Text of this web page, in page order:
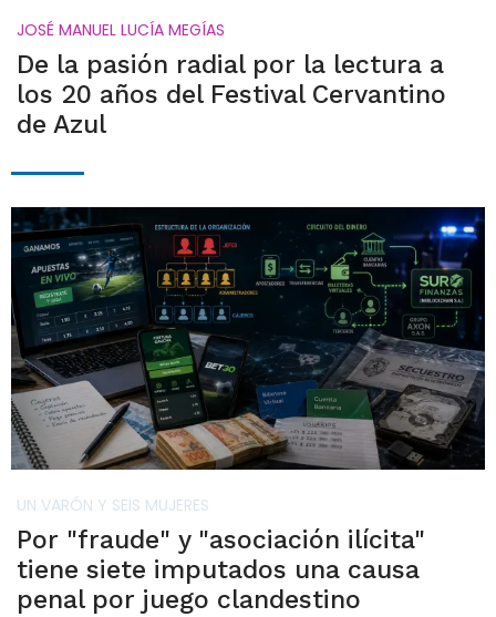
JOSÉ MANUEL LUCÍA MEGÍAS
De la pasión radial por la lectura a
los 20 años del Festival Cervantino
de Azul
UN VARÓN Y SEIS MUJERES
Por "fraude" y "asociación ilícita"
tiene siete imputados una causa
penal por juego clandestino